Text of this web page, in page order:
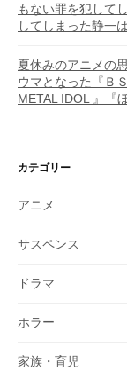
もない罪を犯して
してしまった静一
夏休みのアニメの
ウマとなった『Ｂ
METAL IDOL 』『
カテゴリー
アニメ
サスペンス
ドラマ
ホラー
家族・育児